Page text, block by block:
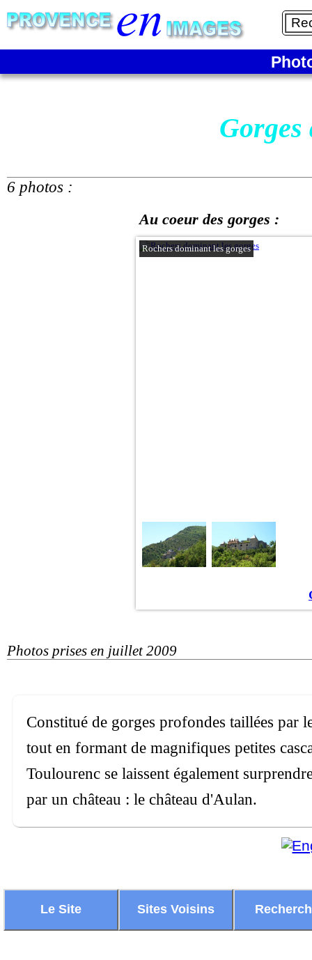
6 photos :
Au coeur des gorges :
Rochers dominant les gorges
Photos prises en juillet 2009
Constitué de gorges profondes taillées par
tout en formant de magnifiques petites
Toulourenc se laissent également
par un château : le château d'Aulan.
Le Site Sites Voisins